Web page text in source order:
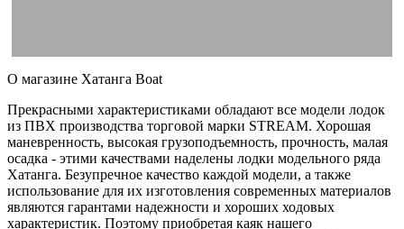
О магазине Хатанга Boat
Прекрасными характеристиками обладают все модели лодок
из ПВХ производства торговой марки STREAM. Хорошая
маневренность, высокая грузоподъемность, прочность, малая
осадка - этими качествами наделены лодки модельного ряда
Хатанга. Безупречное качество каждой модели, а также
использование для их изготовления современных материалов
являются гарантами надежности и хороших ходовых
характеристик. Поэтому приобретая каяк нашего